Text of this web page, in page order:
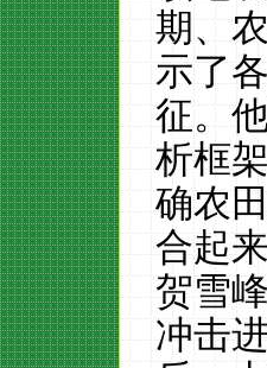
期、
示了
征。
析框
确农
合起
贺雪
冲击